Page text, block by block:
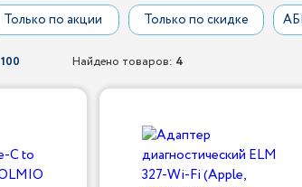
Только по акции Только по скидке
100 Найдено товаров: 4